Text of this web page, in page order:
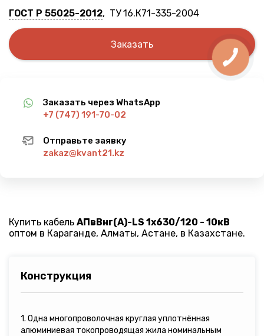
ГОСТ Р 55025-2012, ТУ 16.К71-335-2004
Заказать
Заказать через WhatsApp
+7 (747) 191-70-02
Отправьте заявку
zakaz@kvant21.kz
Купить кабель АПвВнг(A)-LS 1х630/120 - 10кВ
оптом в Караганде, Алматы, Астане, в Казахстане.
Конструкция
1. Одна многопроволочная круглая уплотнённая
алюминиевая токопроводящая жила номинальным